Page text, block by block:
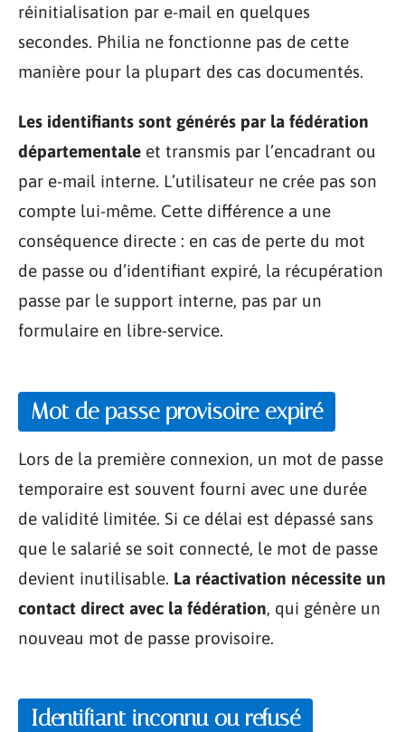
réinitialisation par e-mail en quelques
secondes. Philia ne fonctionne pas de cette
manière pour la plupart des cas documentés.
Les identifiants sont générés par la fédération
départementale et transmis par l’encadrant ou
par e-mail interne. L’utilisateur ne crée pas son
compte lui-même. Cette différence a une
conséquence directe : en cas de perte du mot
de passe ou d’identifiant expiré, la récupération
passe par le support interne, pas par un
formulaire en libre-service.
Mot de passe provisoire expiré
Lors de la première connexion, un mot de passe
temporaire est souvent fourni avec une durée
de validité limitée. Si ce délai est dépassé sans
que le salarié se soit connecté, le mot de passe
devient inutilisable. La réactivation nécessite un
contact direct avec la fédération, qui génère un
nouveau mot de passe provisoire.
Identifiant inconnu ou refusé